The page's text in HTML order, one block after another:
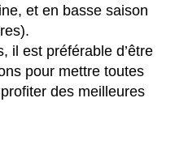
et en basse saison
il est préférable d’être
pour mettre toutes
des meilleures